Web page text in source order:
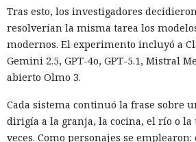
Otros 495.000 dólares los ganó Muka
datos robados en foros de
BreachForums y XSS.is. La
total de las empresas afectadas en
Un agente especial del FBI, Mike
acciones de Muka fueron deliberadas
Tras esto, los investigadores
resolverían la misma tarea los
modernos. El experimento incluyó a
Gemini 2.5, GPT-4o, GPT-5.1, Mistral
abierto Olmo 3.
Cada sistema continuó la frase sobre
dirigía a la granja, la cocina, el río o la
veces. Como personajes se emplearon: